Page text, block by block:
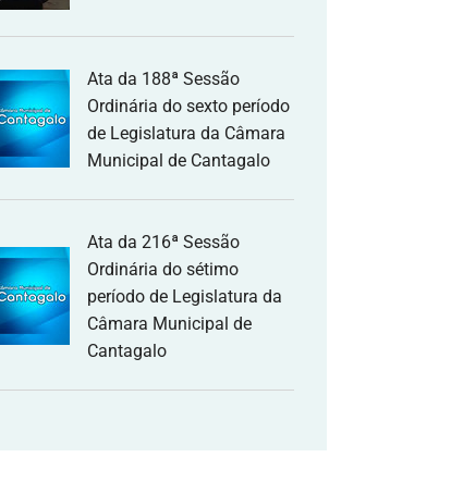
Ata da 188ª Sessão
Ordinária do sexto período
de Legislatura da Câmara
Municipal de Cantagalo
Ata da 216ª Sessão
Ordinária do sétimo
período de Legislatura da
Câmara Municipal de
Cantagalo